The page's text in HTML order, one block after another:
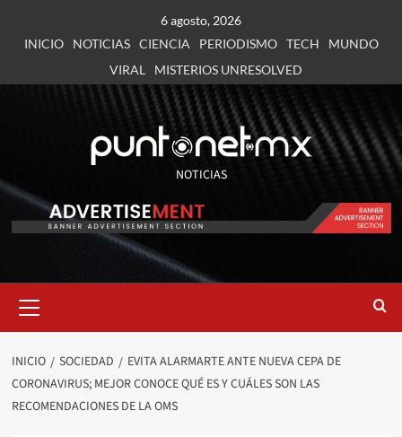
6 agosto, 2026
INICIO
NOTICIAS CIENCIA PERIODISMO TECH
MUNDO
VIRAL
MISTERIOS UNRESOLVED
NOTICIAS
INICIO SOCIEDAD
EVITA ALARMARTE ANTE NUEVA CEPA DE
CORONAVIRUS; MEJOR CONOCE QUÉ ES Y CUÁLES SON LAS
RECOMENDACIONES DE LA OMS